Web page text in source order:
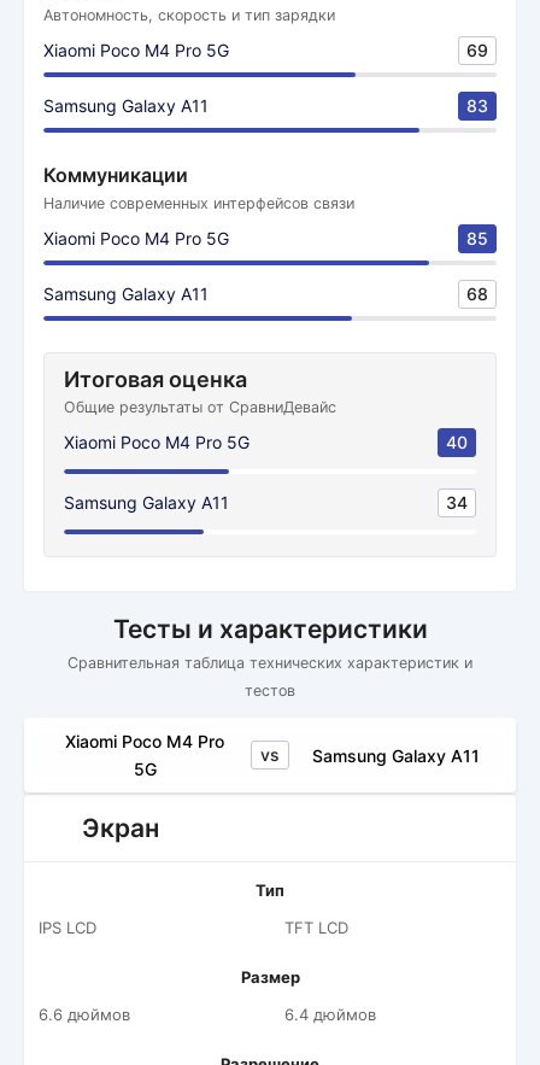
Автономность, скорость и тип зарядки
Xiaomi Poco M4 Pro 5G 69
Samsung Galaxy A11 83
Коммуникации
Наличие современных интерфейсов связи
Xiaomi Poco M4 Pro 5G 85
Samsung Galaxy A11 68
Итоговая оценка
Общие результаты от СравниДевайс
Xiaomi Poco M4 Pro 5G 40
Samsung Galaxy A11 34
Тесты и характеристики
Сравнительная таблица технических характеристик и
тестов
Xiaomi Poco M4 Pro
5G
vs Samsung Galaxy A11
Экран
Тип
IPS LCD
TFT LCD
Размер
6.6 дюймов
6.4 дюймов